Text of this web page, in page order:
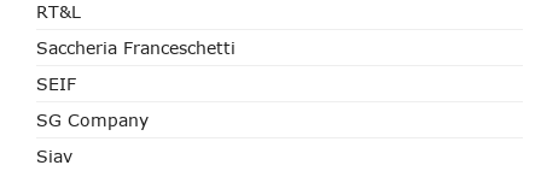
RT&L
Saccheria Franceschetti
SEIF
SG Company
Siav